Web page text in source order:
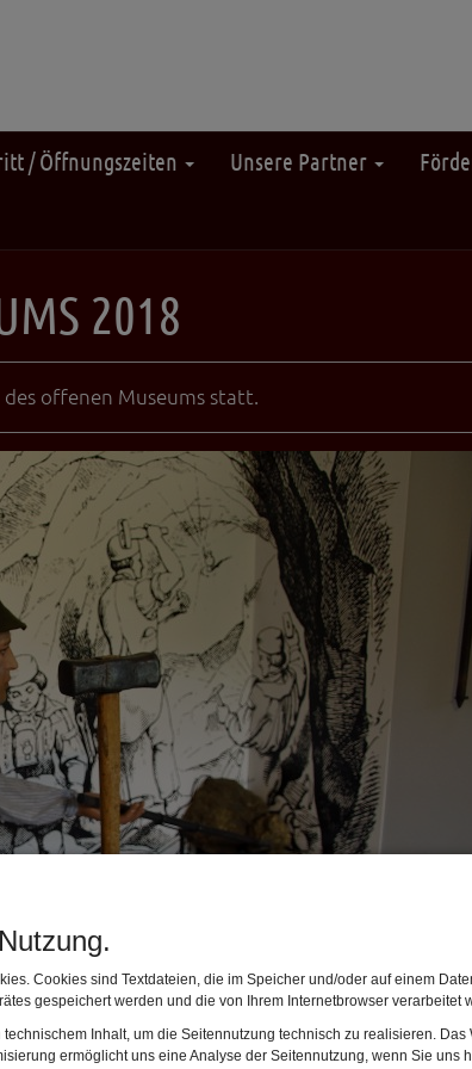
Cookies sind Textdateien, die im Speicher und/oder auf einem
gespeichert werden und die von Ihrem Internetbrowser verarbeitet
Inhalt, um die Seitennutzung technisch zu realisieren. Das
ermöglicht uns eine Analyse der Seitennutzung, wenn Sie uns
/ Öffnungszeiten Unsere Partner
2018
offenen Museums statt.